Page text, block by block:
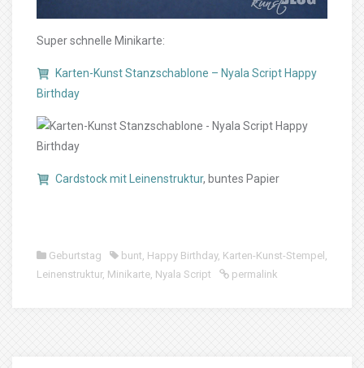
Super schnelle Minikarte:
Karten-Kunst Stanzschablone – Nyala Script Happy
Birthday
Cardstock mit Leinenstruktur, buntes Papier
Geburtstag bunt, Happy Birthday, Karten-Kunst-Stempel ,
Leinenstruktur, Minikarte, Nyala Script permalink